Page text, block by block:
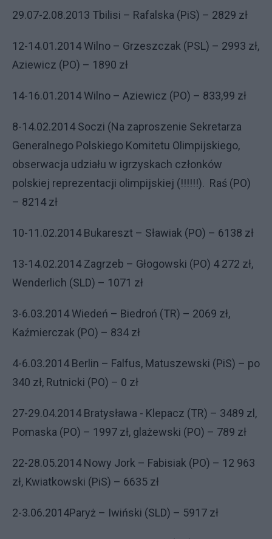
29.07-2.08.2013 Tbilisi – Rafalska (PiS) – 2829 zł
12-14.01.2014 Wilno – Grzeszczak (PSL) – 2993 zł,
Aziewicz (PO) – 1890 zł
14-16.01.2014 Wilno – Aziewicz (PO) – 833,99 zł
8-14.02.2014 Soczi (Na zaproszenie Sekretarza
Generalnego Polskiego Komitetu Olimpijskiego,
obserwacja udziału w igrzyskach członków
polskiej reprezentacji olimpijskiej (!!!!!!). Raś (PO)
– 8214 zł
10-11.02.2014 Bukareszt – Sławiak (PO) – 6138 zł
13-14.02.2014 Zagrzeb – Głogowski (PO) 4 272 zł,
Wenderlich (SLD) – 1071 zł
3-6.03.2014 Wiedeń – Biedroń (TR) – 2069 zł,
Kaźmierczak (PO) – 834 zł
4-6.03.2014 Berlin – Falfus, Matuszewski (PiS) – po
340 zł, Rutnicki (PO) – 0 zł
27-29.04.2014 Bratysława - Klepacz (TR) – 3489 zl,
Pomaska (PO) – 1997 zł, glażewski (PO) – 789 zł
22-28.05.2014 Nowy Jork – Fabisiak (PO) – 12 963
zł, Kwiatkowski (PiS) – 6635 zł
2-3.06.2014Paryż – Iwiński (SLD) – 5917 zł